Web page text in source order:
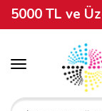
5000 TL ve
Toggle
navigation